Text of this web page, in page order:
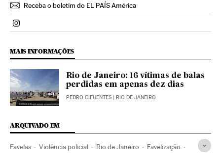
Receba o boletim do EL PAÍS América
Politica El País Brasil en Instagram
MAIS INFORMAÇÕES
Rio de Janeiro: 16 vítimas de balas
perdidas em apenas dez dias
PEDRO CIFUENTES | RIO DE JANEIRO
ARQUIVADO EM
Favelas Violência policial Rio de Janeiro Favelização